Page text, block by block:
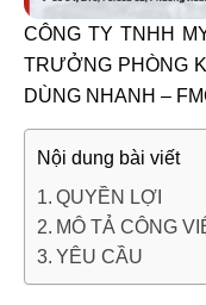
CÔNG TY TNHH
TRƯỞNG PHÒNG
DÙNG NHANH –
Nội dung bài viết
QUYỀN LỢI
MÔ TẢ CÔNG
YÊU CẦU